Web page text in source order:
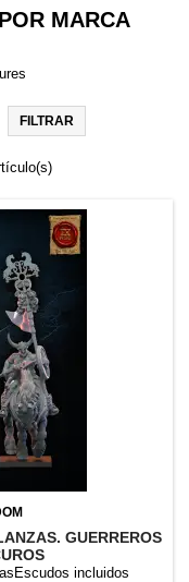
MARCA
FILTRAR
GUERREROS
incluidos